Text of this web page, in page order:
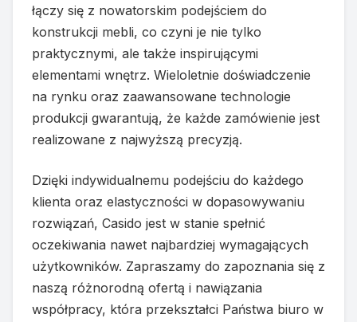
łączy się z nowatorskim podejściem do
konstrukcji mebli, co czyni je nie tylko
praktycznymi, ale także inspirującymi
elementami wnętrz. Wieloletnie doświadczenie
na rynku oraz zaawansowane technologie
produkcji gwarantują, że każde zamówienie jest
realizowane z najwyższą precyzją.
Dzięki indywidualnemu podejściu do każdego
klienta oraz elastyczności w dopasowywaniu
rozwiązań, Casido jest w stanie spełnić
oczekiwania nawet najbardziej wymagających
użytkowników. Zapraszamy do zapoznania się z
naszą różnorodną ofertą i nawiązania
współpracy, która przekształci Państwa biuro w